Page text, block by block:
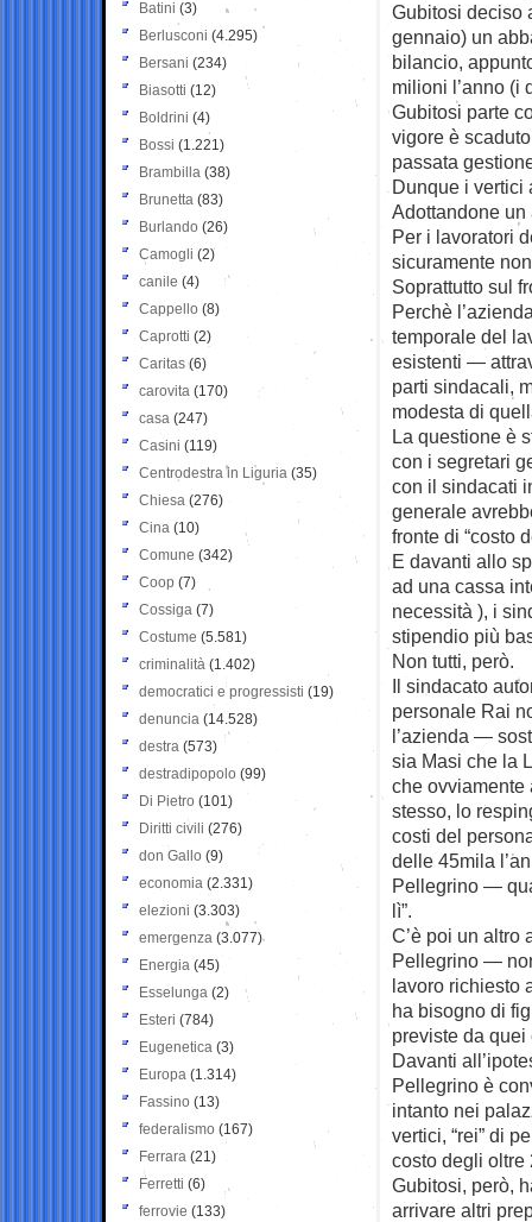
Gubitosi deciso
gennaio) un
bilancio,
milioni l’anno (i
Gubitosi parte
vigore è
passata
Dunque i vertici
Adottandone un
Per i lavoratori
sicuramente
Soprattutto sul
Perchè
temporale del
esistenti —
parti sindacali,
modesta di
La questione è
con i segretari
con il sindacati
generale
fronte di “costo
E davanti allo
ad una cassa
necessità ), i
stipendio più
Non tutti, però.
Il sindacato
personale Rai
l’azienda —
sia Masi che la
che ovviamente
stesso, lo
costi del
delle 45mila
Pellegrino —
lì”.
C’è poi un altro
Pellegrino —
lavoro richiesto
ha bisogno di
previste da quei
Davanti
Pellegrino è
intanto nei
vertici, “rei” di
costo degli oltre
Gubitosi, però,
arrivare altri
Batini (3)
Berlusconi (4.295)
Bersani (234)
Biasotti (12)
Boldrini (4)
Bossi (1.221)
Brambilla (38)
Brunetta (83)
Burlando (26)
Camogli (2)
canile (4)
Cappello (8)
Caprotti (2)
Caritas (6)
carovita (170)
casa (247)
Casini (119)
Centrodestra in Liguria (35)
Chiesa (276)
Cina (10)
Comune (342)
Coop (7)
Cossiga (7)
Costume (5.581)
criminalità (1.402)
democratici e progressisti (19)
denuncia (14.528)
destra (573)
destradipopolo (99)
Di Pietro (101)
Diritti civili (276)
don Gallo (9)
economia (2.331)
elezioni (3.303)
emergenza (3.077)
Energia (45)
Esselunga (2)
Esteri (784)
Eugenetica (3)
Europa (1.314)
Fassino (13)
federalismo (167)
Ferrara (21)
Ferretti (6)
ferrovie (133)